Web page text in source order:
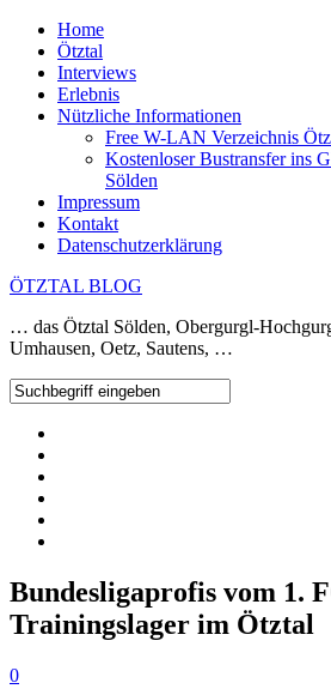
Home
Ötztal
Interviews
Erlebnis
Nützliche Informationen
Free W-LAN Verzeichnis
Kostenloser Bustransfer ins
Sölden
Impressum
Kontakt
Datenschutzerklärung
ÖTZTAL BLOG
… das Ötztal Sölden, Obergurgl-
Umhausen, Oetz, Sautens, …
Bundesligaprofis vom 1.
Trainingslager im Ötztal
0